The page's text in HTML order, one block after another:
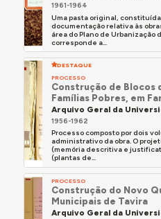
1961-1964
Uma pasta original,
documentação relativa às
área do Plano de Urbanização
corresponde a...
DESTAQUE
PROCESSO
Construção de Blocos
Famílias Pobres, em
Arquivo Geral da
1956-1962
Processo composto por dois
administrativo da obra. O
(memória descritiva e
(plantas de...
PROCESSO
Construção do Novo
Municipais de Tavira
Arquivo Geral da